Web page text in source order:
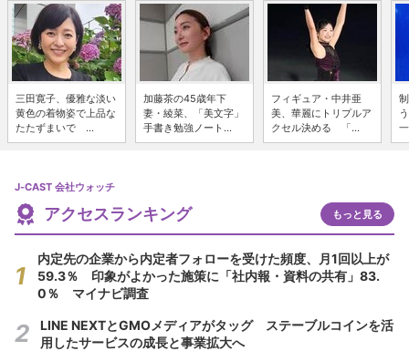
三田寛子、優雅な淡い
黄色の着物姿で上品な
たたずまいで ...
加藤茶の45歳年下
妻・綾菜、「美文字」
手書き勉強ノート...
フィギュア・中井亜
美、華麗にトリプルア
クセル決める 「...
J-CAST 会社ウォッチ
アクセスランキング もっと見る
内定先の企業から内定者フォローを受けた頻度、月1回以上が
59.3％ 印象がよかった施策に「社内報・資料の共有」83.
0％ マイナビ調査
LINE NEXTとGMOメディアがタッグ ステーブルコインを活
用したサービスの成長と事業拡大へ